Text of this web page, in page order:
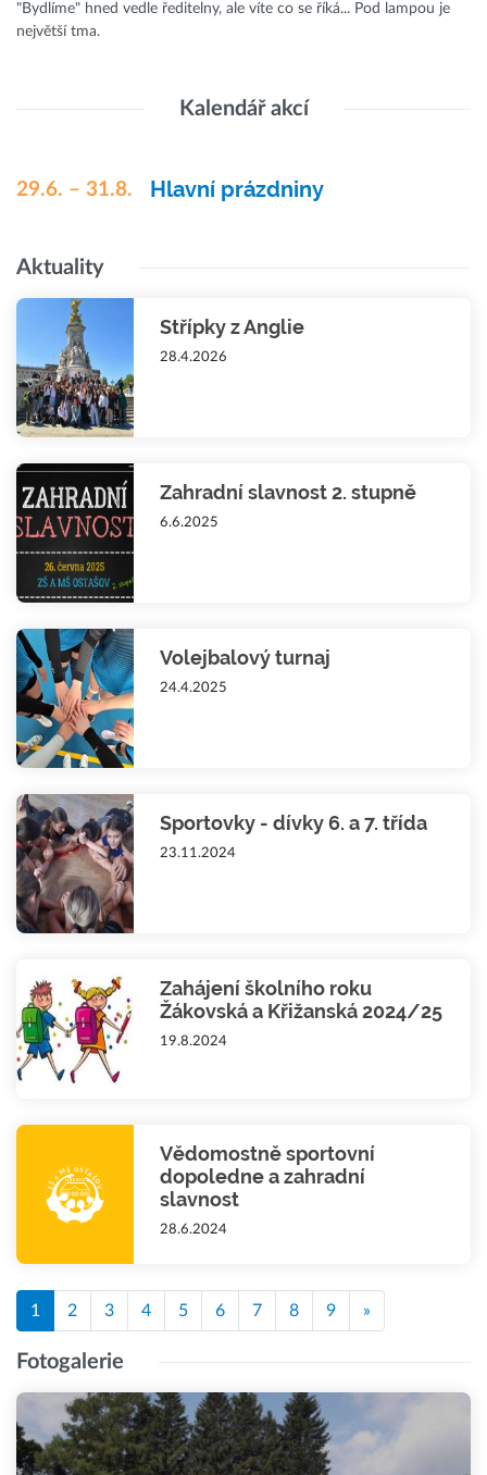
"Bydlíme" hned vedle ředitelny, ale víte co se říká... Pod lampou je
největší tma.
Kalendář akcí
29.6. – 31.8. Hlavní prázdniny
Aktuality
Střípky z Anglie
28.4.2026
Zahradní slavnost 2. stupně
6.6.2025
Volejbalový turnaj
24.4.2025
Sportovky - dívky 6. a 7. třída
23.11.2024
Zahájení školního roku
Žákovská a Křižanská 2024/25
19.8.2024
Vědomostně sportovní
dopoledne a zahradní
slavnost
28.6.2024
1 2 3 4 5 6 7 8 9 »
Fotogalerie